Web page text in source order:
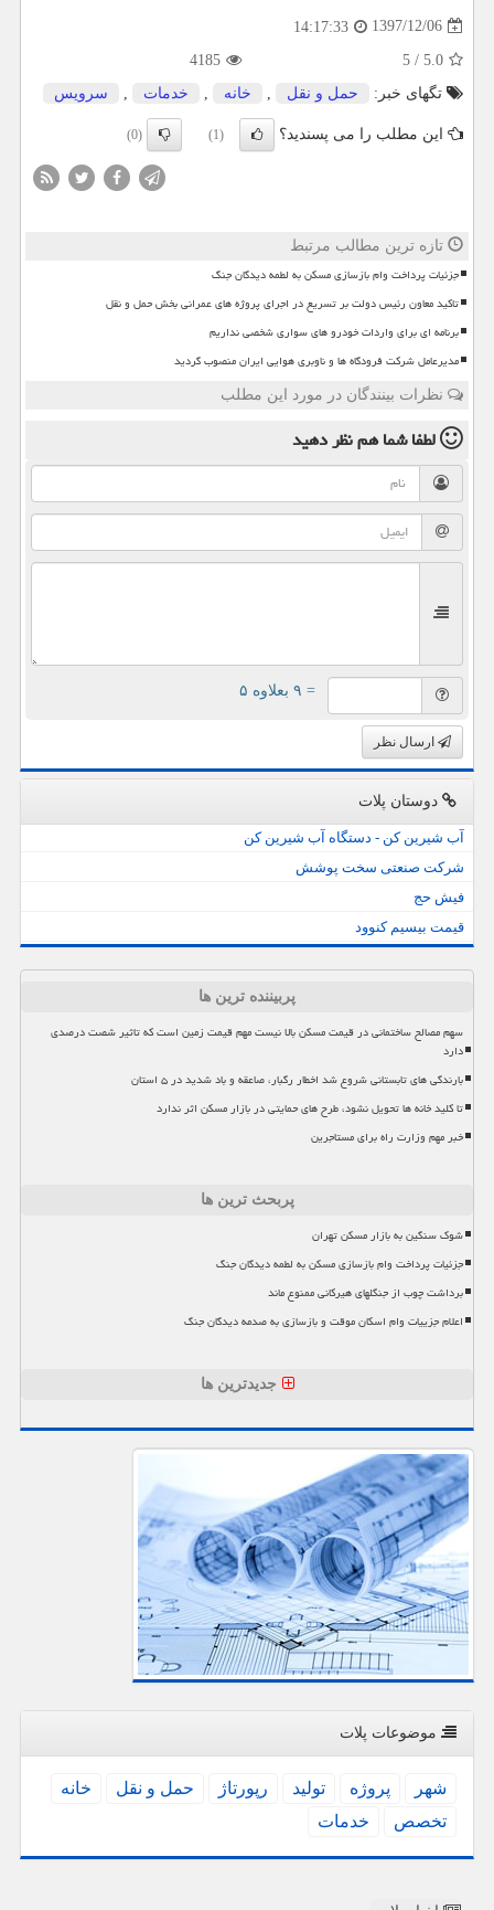
1397/12/06
14:17:33
5.0
/
5
4185
تگهای خبر:
حمل و نقل خانه خدمات سرویس
این مطلب را می پسندید؟ (1)
(0)
تازه ترین مطالب مرتبط
جزئیات پرداخت وام بازسازی مسکن به لطمه دیدگان جنگ
تاکید معاون رئیس دولت بر تسریع در اجرای پروژه های عمرانی بخش حمل و نقل
برنامه ای برای واردات خودرو های سواری شخصی نداریم
مدیرعامل شرکت فرودگاه ها و ناوبری هوایی ایران منصوب گردید
نظرات بینندگان در مورد این مطلب
لطفا شما همنظر دهید
= ۹ بعلاوه ۵
ارسال نظر
دوستان پلات
آب شیرین کن - دستگاه آب شیرین کن
شرکت صنعتی سخت پوشش
فیش حج
قیمت بیسیم کنوود
پربیننده ترین ها
سهم مصالح ساختمانی در قیمت مسکن بالا نیست مهم قیمت زمین است که تاثیر شصت درصدی
دارد
بارندگی های تابستانی شروع شد اخطار رگبار، صاعقه و باد شدید در ۵ استان
تا کلید خانه ها تحویل نشود، طرح های حمایتی در بازار مسکن اثر ندارد
خبر مهم وزارت راه برای مستاجرین
پربحث ترین ها
شوک سنگین به بازار مسکن تهران
جزئیات پرداخت وام بازسازی مسکن به لطمه دیدگان جنگ
برداشت چوب از جنگلهای هیرکانی ممنوع ماند
اعلام جزییات وام اسکان موقت و بازسازی به صدمه دیدگان جنگ
جدیدترین ها
موضوعات پلات
شهر پروژه تولید رپورتاژ حمل و نقل
خانه
تخصص
خدمات